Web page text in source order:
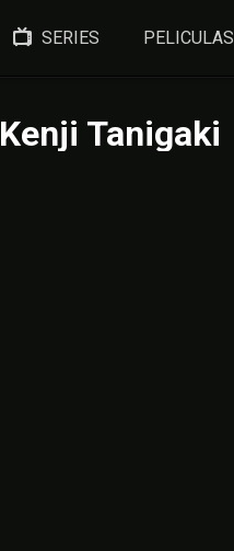
SERIES PELICULAS
Kenji Tanigaki